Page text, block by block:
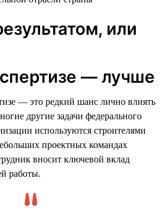
или
— лучше
— это редкий шанс лично влиять
другие задачи федерального
используются строителями
проектных командах
вносит ключевой вклад
работы.